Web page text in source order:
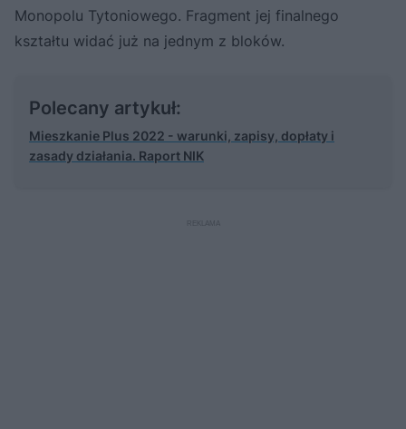
Monopolu Tytoniowego. Fragment jej finalnego
kształtu widać już na jednym z bloków.
Polecany artykuł:
Mieszkanie Plus 2022 - warunki, zapisy, dopłaty i
zasady działania. Raport NIK